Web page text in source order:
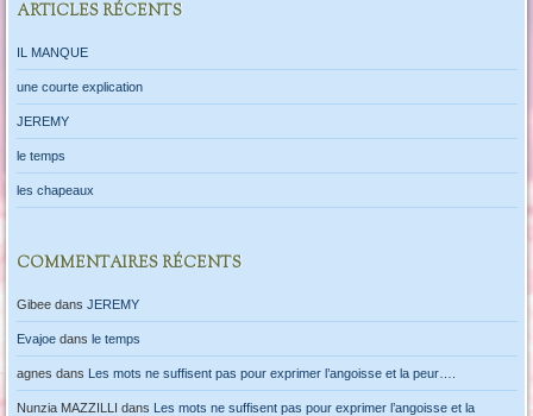
ARTICLES RÉCENTS
IL MANQUE
une courte explication
JEREMY
le temps
les chapeaux
COMMENTAIRES RÉCENTS
Gibeedans JEREMY
Evajoedans le temps
agnes dans Les mots ne suffisent pas pour exprimer l’angoisse et la peur….
Nunzia MAZZILLI dans Les mots ne suffisent pas pour exprimer l’angoisse et la